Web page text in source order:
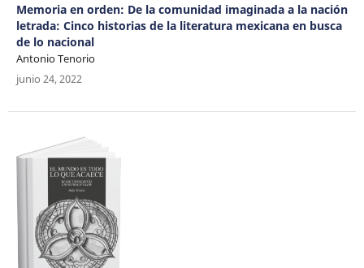
Memoria en orden: De la comunidad imaginada a la nación
letrada: Cinco historias de la literatura mexicana en busca
de lo nacional
Antonio Tenorio
junio 24, 2022